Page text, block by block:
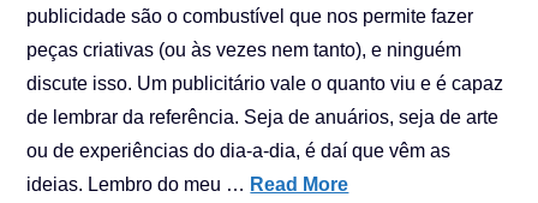
publicidade são o combustível que nos permite fazer
peças criativas (ou às vezes nem tanto), e ninguém
discute isso. Um publicitário vale o quanto viu e é capaz
de lembrar da referência. Seja de anuários, seja de arte
ou de experiências do dia-a-dia, é daí que vêm as
ideias. Lembro do meu … Read More